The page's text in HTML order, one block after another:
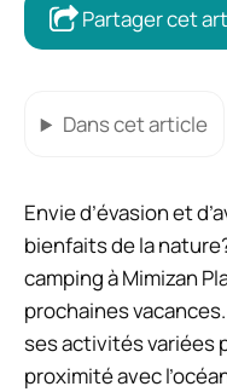
Partager cet
Dans cet article
Envie d’évasion et
bienfaits de la
camping à Mimizan
prochaines
ses activités variées
proximité avec